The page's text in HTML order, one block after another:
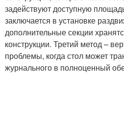
задействуют доступную
заключается в установке
дополнительные секции
конструкции. Третий метод –
проблемы, когда стол может
журнального в полноценный